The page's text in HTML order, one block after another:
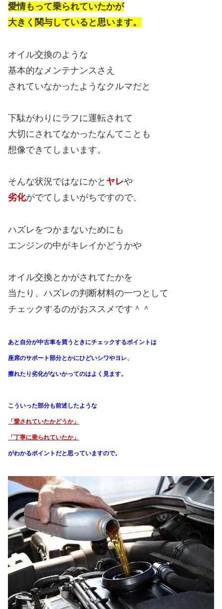
愛情もって乗られていたかが
大きく関与していると思います。
オイル交換のような
基本的なメンテナンスさえ
されていなかったようなクルマだと
下駄がわりにラフに運転されて
大切にされてなかったなんてことも
想像できてしまいます。
そんな状況ではなにかと ヤレや
劣化がでてしまいがちですので、
ハズレをつかまないためにも
エンジンの中がキレイかどうかや
オイル交換とかがされてたかを
当たり、ハズレの判断材料の一つとして
チェックするのがおススメです＾＾
あと自分が中古車を買うときにチェックするポイントは
座席のサポート部分とかにひどいシワやヨレ、
擦れたり劣化がないかってのはよく見ます。
こういった部分も前述したような
「愛されていたかどうか」
「丁寧に乗られていたか」
がわかるポイントだと思っていますので。